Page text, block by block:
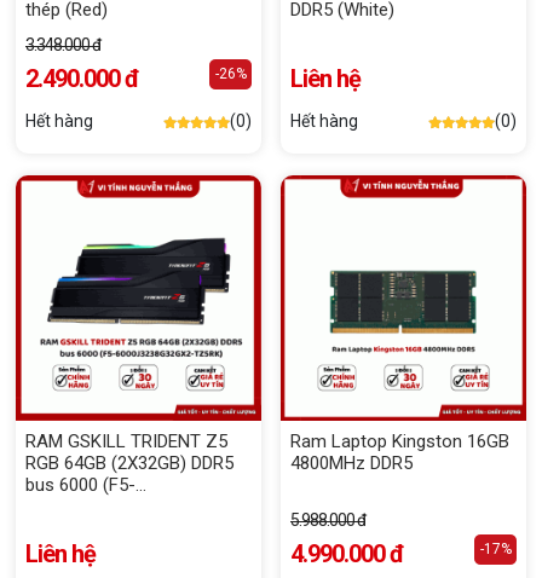
thép (Red)
3.348.000 đ
2.490.000 đ -26%
Hết hàng (0)
DDR5 (White)
Liên hệ
Hết hàng (0)
RAM GSKILL TRIDENT Z5
RGB 64GB (2X32GB) DDR5
bus 6000 (F5-
Liên hệ
Ram Laptop Kingston 16GB
4800MHz DDR5
5.988.000 đ
4.990.000 đ -17%